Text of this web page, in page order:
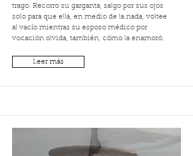
trago. Recorro su garganta, salgo por sus ojos
solo para que ella, en medio de la nada, voltee
al vacío mientras su esposo médico por
vocación olvida, también, cómo la enamoró.
Leer más